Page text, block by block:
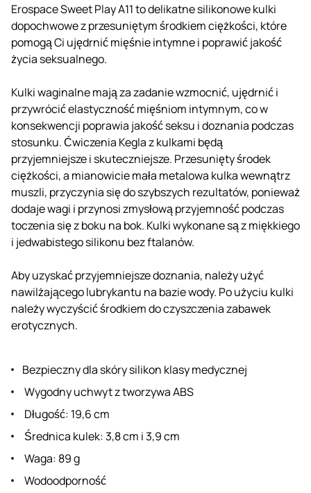
Erospace Sweet Play A11 to delikatne silikonowe kulki
dopochwowe z przesuniętym środkiem ciężkości, które
pomogą Ci ujędrnić mięśnie intymne i poprawić jakość
życia seksualnego.
Kulki waginalne mają za zadanie wzmocnić, ujędrnić i
przywrócić elastyczność mięśniom intymnym, co w
konsekwencji poprawia jakość seksu i doznania podczas
stosunku. Ćwiczenia Kegla z kulkami będą
przyjemniejsze i skuteczniejsze. Przesunięty środek
ciężkości, a mianowicie mała metalowa kulka wewnątrz
muszli, przyczynia się do szybszych rezultatów, ponieważ
dodaje wagi i przynosi zmysłową przyjemność podczas
toczenia się z boku na bok. Kulki wykonane są z miękkiego
i jedwabistego silikonu bez ftalanów.
Aby uzyskać przyjemniejsze doznania, należy użyć
nawilżającego lubrykantu na bazie wody. Po użyciu kulki
należy wyczyścić środkiem do czyszczenia zabawek
erotycznych.
Bezpieczny dla skóry silikon klasy medycznej
Wygodny uchwyt z tworzywa ABS
Długość: 19,6 cm
Średnica kulek: 3,8 cm i 3,9 cm
Waga: 89 g
Wodoodporność